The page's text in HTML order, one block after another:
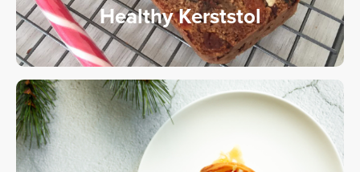
Healthy Kerststol